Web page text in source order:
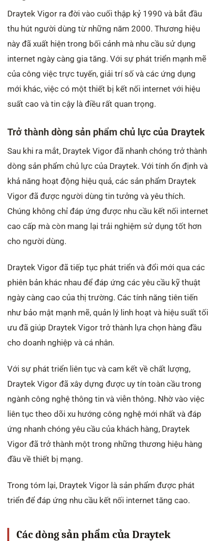
Draytek Vigor ra đời vào cuối thập kỷ 1990 và bắt đầu
thu hút người dùng từ những năm 2000. Thương hiệu
này đã xuất hiện trong bối cảnh mà nhu cầu sử dụng
internet ngày càng gia tăng. Với sự phát triển mạnh mẽ
của công việc trực tuyến, giải trí số và các ứng dụng
mới khác, việc có một thiết bị kết nối internet với hiệu
suất cao và tin cậy là điều rất quan trọng.
Trở thành dòng sản phẩm chủ lực của Draytek
Sau khi ra mắt, Draytek Vigor đã nhanh chóng trở thành
dòng sản phẩm chủ lực của Draytek. Với tính ổn định và
khả năng hoạt động hiệu quả, các sản phẩm Draytek
Vigor đã được người dùng tin tưởng và yêu thích.
Chúng không chỉ đáp ứng được nhu cầu kết nối internet
cao cấp mà còn mang lại trải nghiệm sử dụng tốt hơn
cho người dùng.
Draytek Vigor đã tiếp tục phát triển và đổi mới qua các
phiên bản khác nhau để đáp ứng các yêu cầu kỹ thuật
ngày càng cao của thị trường. Các tính năng tiên tiến
như bảo mật mạnh mẽ, quản lý linh hoạt và hiệu suất tối
ưu đã giúp Draytek Vigor trở thành lựa chọn hàng đầu
cho doanh nghiệp và cá nhân.
Với sự phát triển liên tục và cam kết về chất lượng,
Draytek Vigor đã xây dựng được uy tín toàn cầu trong
ngành công nghệ thông tin và viễn thông. Nhờ vào việc
liên tục theo dõi xu hướng công nghệ mới nhất và đáp
ứng nhanh chóng yêu cầu của khách hàng, Draytek
Vigor đã trở thành một trong những thương hiệu hàng
đầu về thiết bị mạng.
Trong tóm lại, Draytek Vigor là sản phẩm được phát
triển để đáp ứng nhu cầu kết nối internet tăng cao.
Các dòng sản phẩm của Draytek